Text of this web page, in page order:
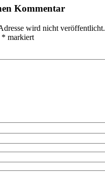
Kommentar
wird nicht veröffentlicht.
* markiert